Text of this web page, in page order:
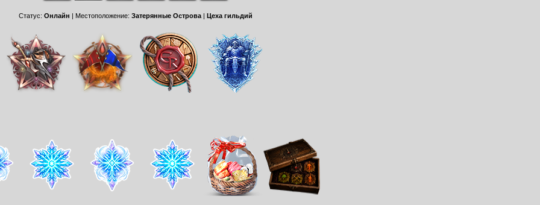
Статус: Онлайн | Местоположение: Затерянные Острова | Цеха гильдий